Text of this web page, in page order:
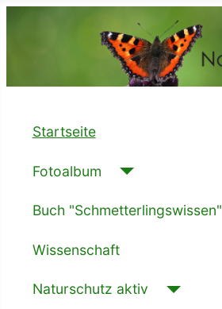
Startseite
Fotoalbum
Buch "Schmetterlingswissen"
Wissenschaft
Naturschutz aktiv